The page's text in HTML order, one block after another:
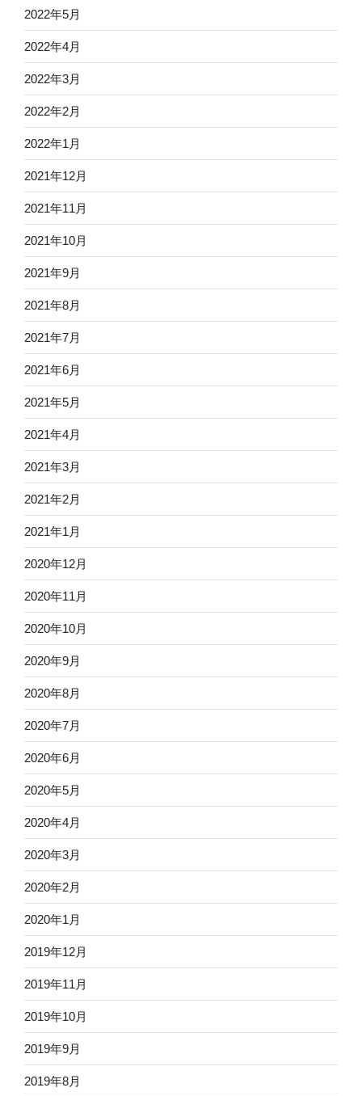
2022年5月
2022年4月
2022年3月
2022年2月
2022年1月
2021年12月
2021年11月
2021年10月
2021年9月
2021年8月
2021年7月
2021年6月
2021年5月
2021年4月
2021年3月
2021年2月
2021年1月
2020年12月
2020年11月
2020年10月
2020年9月
2020年8月
2020年7月
2020年6月
2020年5月
2020年4月
2020年3月
2020年2月
2020年1月
2019年12月
2019年11月
2019年10月
2019年9月
2019年8月